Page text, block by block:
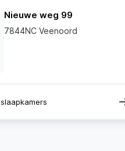
Nieuwe weg 99
7844NC Veenoord
slaapkamers